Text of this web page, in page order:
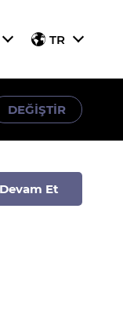
TR
DEĞİŞTİR
Et